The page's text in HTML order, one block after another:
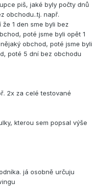
piš, jaké byly počty dnů
obchodu..tj. např.
že 1 den sme byli bez
poté jsme byli opět 1
obchod, poté jsme byli
poté 5 dní bez obchodu
2x za celé testované
kterou sem popsal výše
já osobně určuju